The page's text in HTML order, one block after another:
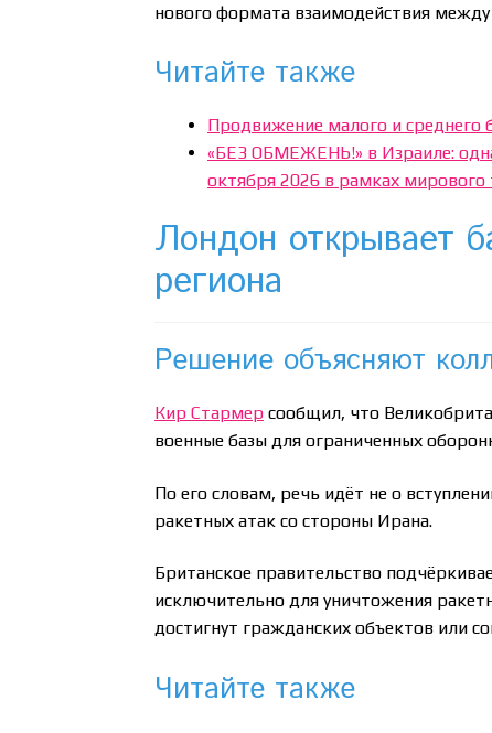
нового формата взаимодействия
Читайте также
Продвижение малого и среднего
«БЕЗ ОБМЕЖЕНЬ!» в Израиле:
октября 2026 в рамках мирового
Лондон открывает
региона
Решение объясняют
Кир Стармер сообщил, что
военные базы для ограниченных
По его словам, речь идёт не о
ракетных атак со стороны Ирана.
Британское правительство
исключительно для уничтожения
достигнут гражданских объектов или
Читайте также